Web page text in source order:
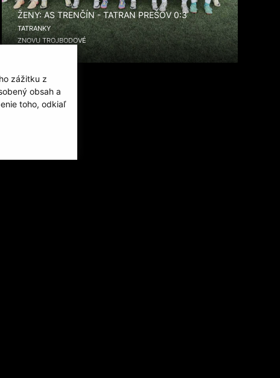
zážitku z
obsah a
toho, odkiaľ
ŽENY: AS TRENČÍN - TATRAN PREŠOV 0:3
TATRANKY
ZNOVU TROJBODOVÉ